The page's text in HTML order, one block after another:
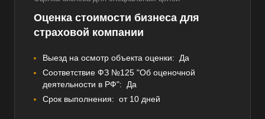
Оценка стоимости бизнеса для
страховой компании
Выезд на осмотр объекта оценки:
Да
Соответствие ФЗ №125 "Об оценочной
деятельности в РФ":
Да
Срок выполнения: от 10 дней